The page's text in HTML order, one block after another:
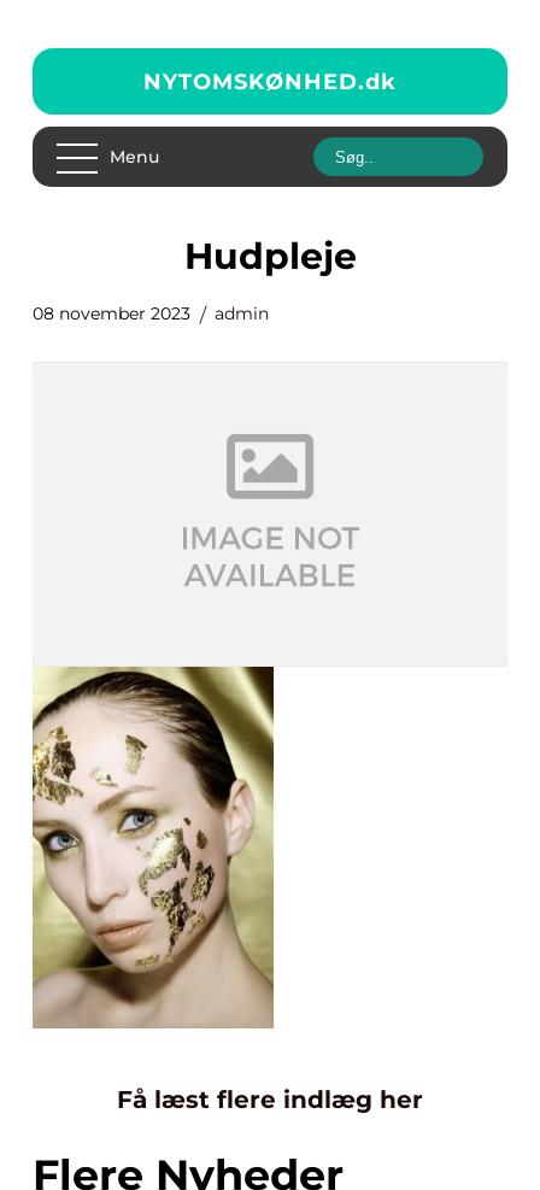
NYTOMSKØNHED.dk
Menu
hudpleje
08 november 2023 admin
Få læst flere indlæg her
Flere Nyheder